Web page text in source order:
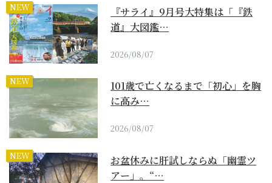
NEW
『サライ』9月号大特集は「『鉄
道』大図鑑…
2026/08/07
NEW
101歳で亡くなるまで「初心」を胸
に高み…
2026/08/07
NEW
お盆休みに肝試しならぬ「幽霊ツ
アー」。“…